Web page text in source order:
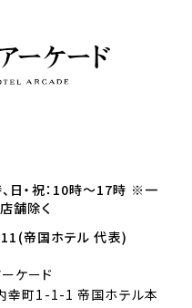
日・祝：10時～17時 ※一
舗除く
帝国ホテル 代表)
ケード
幸町1-1-1 帝国ホテル本